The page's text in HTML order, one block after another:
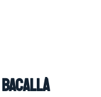
bacallà